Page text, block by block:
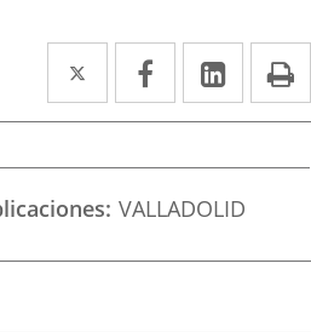
Twitter
Enlace
a
externa.
Facebook
Enlace
a
externa.
Enlace
a
VALLADOLID